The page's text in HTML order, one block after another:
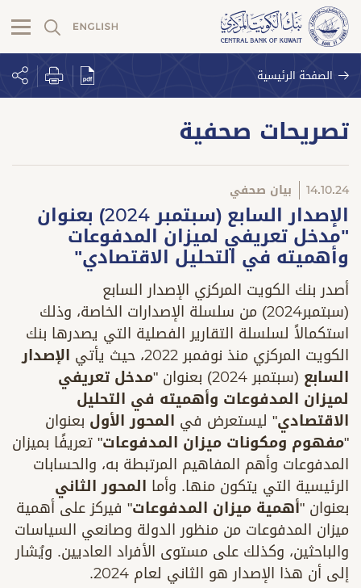
الصفحة الرئيسية
تصريحات صحفية
14.10.24 بيان صحفي
الإصدار السابع (سبتمبر 2024) بعنوان
"مدخل تعريفي لميزان المدفوعات
وأهميته في التحليل الاقتصادي"
أصدر بنك الكويت المركزي الإصدار السابع
(سبتمبر2024) من سلسلة الإصدارات الخاصة، وذلك
استكمالاً لسلسلة التقارير الفصلية التي يصدرها بنك
الكويت المركزي منذ نوفمبر 2022، حيث يأتي الإصدار
السابع (سبتمبر 2024) بعنوان " مدخل تعريفي
لميزان المدفوعات وأهميته في التحليل
الاقتصادي" ليستعرض في المحور الأول بعنوان
"مفهوم ومكونات ميزان المدفوعات" تعريفًا بميزان
المدفوعات وأهم المفاهيم المرتبطة به، والحسابات
الرئيسية التي يتكون منها. وأما المحور الثاني
بعنوان "أهمية ميزان المدفوعات" فيركز على أهمية
ميزان المدفوعات من منظور الدولة وصانعي السياسات
والباحثين، وكذلك على مستوى الأفراد العاديين. ويُشار
إلى أن هذا الإصدار هو الثاني لعام 2024.